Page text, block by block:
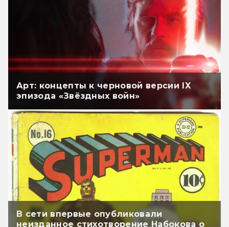
Арт: концепты к черновой версии IX
эпизода «Звёздных войн»
В сети впервые опубликовали
неизданное стихотворение Набокова о